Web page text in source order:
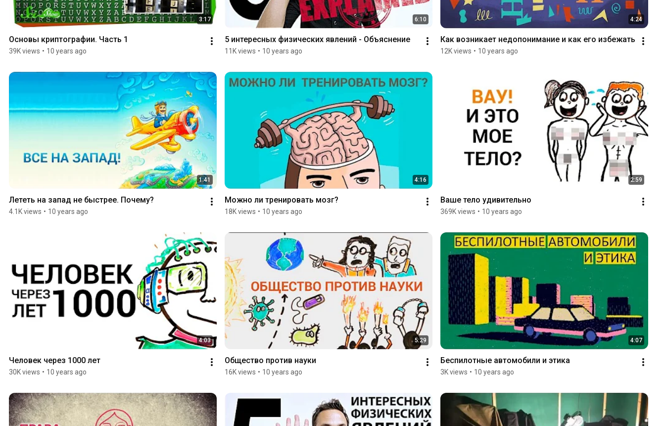
3:17
Основы криптографии. Часть 1
39K views • 10 years ago
6:10
5 интересных физических явлений - Объяснение
11K views • 10 years ago
4:24
Как возникает недопонимание и как его избежать
12K views • 10 years ago
1:41
Лететь на запад не быстрее. Почему?
4.1K views • 10 years ago
4:16
Можно ли тренировать мозг?
18K views • 10 years ago
2:59
Ваше тело удивительно
369K views • 10 years ago
4:03
Человек через 1000 лет
30K views • 10 years ago
5:29
Общество против науки
16K views • 10 years ago
4:07
Беспилотные автомобили и этика
3K views • 10 years ago